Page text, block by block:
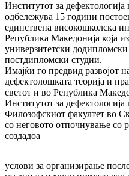
Институтот за дефектологија
одбеле­жу­ва 15 години
единствена ви­со­кошколска
Република Маке­до­нија која
универзитетски
постдипломски студии.
Имајќи го предвид развојот
дефектолошката теорија и
светот и во Република
Институтот за дефектологија
Филозофскиот факултет во
со неговото отпочнување со
создадоа
услови за организирање